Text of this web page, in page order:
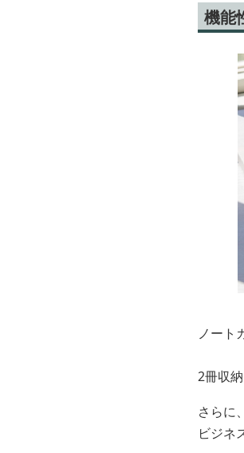
機能
ノート
2冊収
さらに
ビジネ